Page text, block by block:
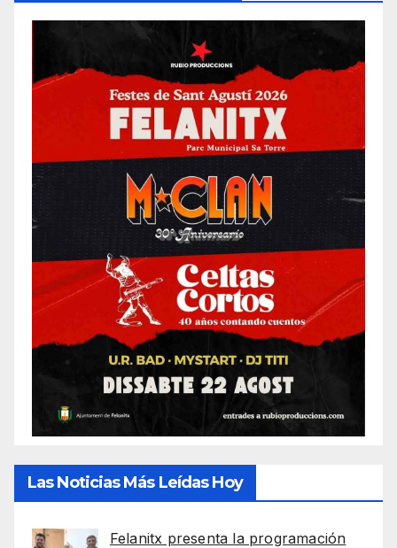
Las Noticias Más Leídas Hoy
Felanitx presenta la programación